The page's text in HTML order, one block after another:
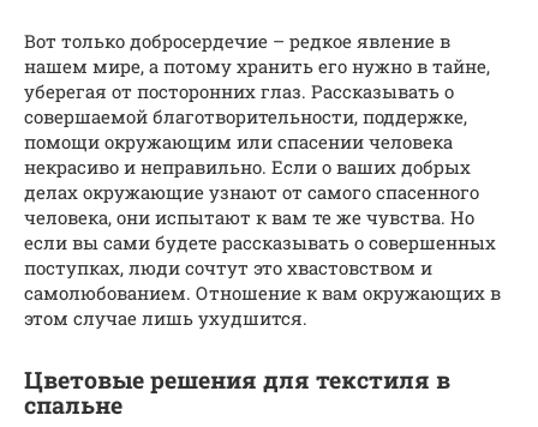
Вот только добросердечие – редкое явление в
нашем мире, а потому хранить его нужно в тайне,
уберегая от посторонних глаз. Рассказывать о
совершаемой благотворительности, поддержке,
помощи окружающим или спасении человека
некрасиво и неправильно. Если о ваших добрых
делах окружающие узнают от самого спасенного
человека, они испытают к вам те же чувства. Но
если вы сами будете рассказывать о совершенных
поступках, люди сочтут это хвастовством и
самолюбованием. Отношение к вам окружающих в
этом случае лишь ухудшится.
Цветовые решения для текстиля в
спальне